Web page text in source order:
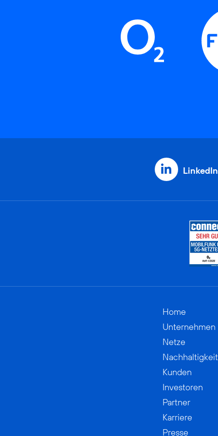
LinkedIn
Home
Unternehmen
Netze
Nachhaltigkeit
Kunden
Investoren
Partner
Karriere
Presse